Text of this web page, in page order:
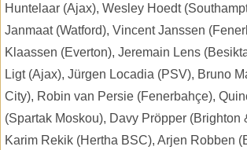
Huntelaar (Ajax), Wesley Hoedt
Janmaat (Watford), Vincent Janssen
Klaassen (Everton), Jeremain Lens
Ligt (Ajax), Jürgen Locadia (PSV), Bruno
City), Robin van Persie (Fenerbahçe),
(Spartak Moskou), Davy Pröpper (Brighton
Karim Rekik (Hertha BSC), Arjen Robben